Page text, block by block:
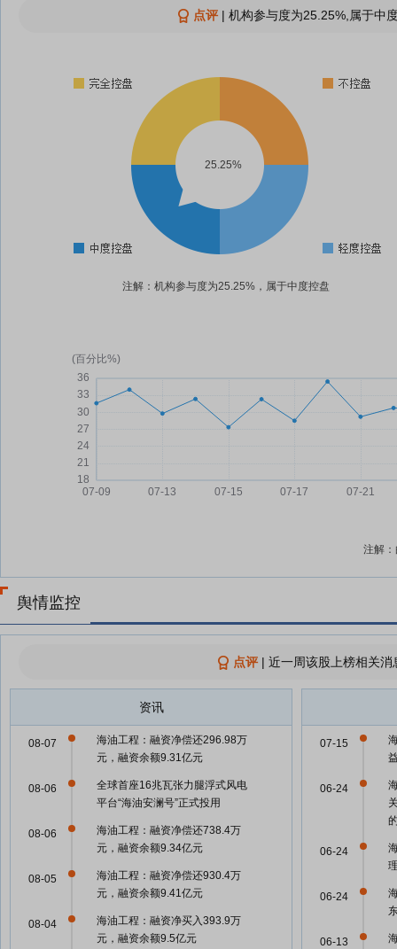
点评| 机构参与度为25.25%,属于中
25.25%
注解：机构参与度为25.25%，属于中度控盘
注解
舆情监控
点评| 近一周该股上榜相关
资讯
海油工程：融资净偿还296.98万
元，融资余额9.31亿元
08-07
全球首座16兆瓦张力腿浮式风电
平台“海油安澜号”正式投用
08-06
海油工程：融资净偿还738.4万
元，融资余额9.34亿元
08-06
海油工程：融资净偿还930.4万
元，融资余额9.41亿元
08-05
海油工程：融资净买入393.9万
元，融资余额9.5亿元
08-04
07-15
06-24
06-24
06-24
06-13